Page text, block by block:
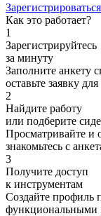
Зарегистрироваться
Как это работает?
1
Зарегистрируйтесь
за минуту
Заполните анкету
оставьте заявку
2
Найдите работу
или подберите
Просматривайте и
знакомьтесь с
3
Получите доступ
к инструментам
Создайте профиль
функциональными